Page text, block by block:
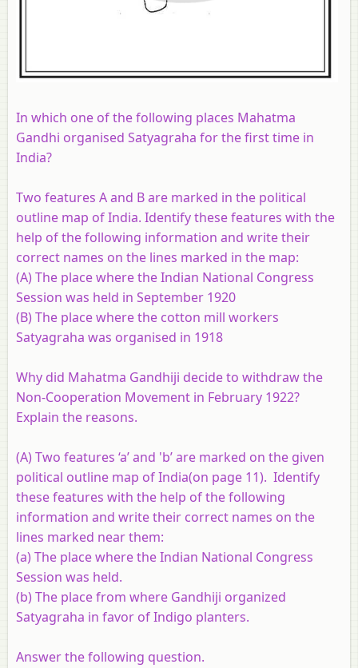
In which one of the following places Mahatma
Gandhi organised Satyagraha for the first time in
India?
Two features Aand Bare marked in the political
outline map of India. Identify these features with the
help of the following information and write their
correct names on the lines marked in the map:
(A) The place where the Indian National Congress
Session was held in September 1920
(B) The place where the cotton mill workers
Satyagraha was organised in 1918
Why did Mahatma Gandhiji decide to withdraw the
Non-Cooperation Movement in February 1922?
Explain the reasons.
(A)Two features ‘a’ and 'b’ are marked on the given
political outline map of India(on page 11). Identify
these features with the help of the following
information and write their correct names on the
lines marked near them:
(a) The place where the Indian National Congress
Session was held.
(b) The place from where Gandhiji organized
Satyagraha in favor of Indigo planters.
Answer the following question.